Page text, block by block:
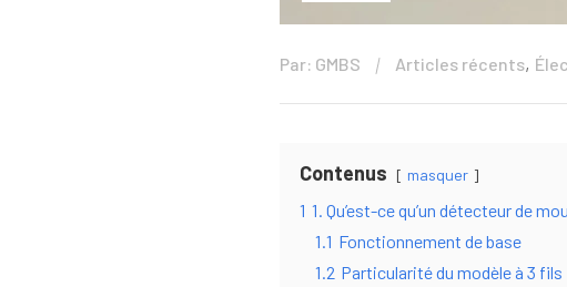
Par: GMBS Articles récents,
Contenus masquer
1 1. Qu’est-ce qu’un détecteur de
1.1 Fonctionnement de base
1.2 Particularité du modèle à 3 fils